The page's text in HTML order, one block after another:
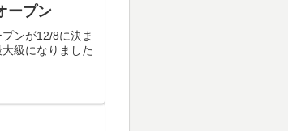
ープン
ンが12/8に決ま
級になりました